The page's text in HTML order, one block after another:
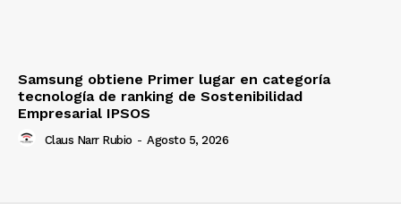
Samsung obtiene Primer lugar en categoría
tecnología de ranking de Sostenibilidad
Empresarial IPSOS
Claus Narr Rubio - Agosto 5, 2026